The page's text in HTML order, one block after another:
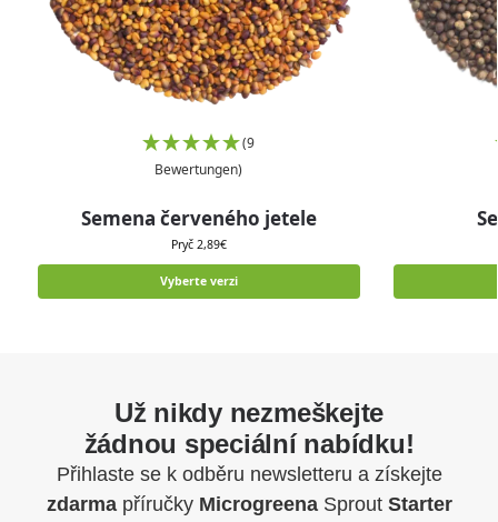
(9
Bewertungen)
Semena červeného jetele
Pryč 2,89€
Vyberte verzi
Už nikdy nezmeškejte
žádnou speciální nabídku!
Přihlaste se k odběru newsletteru a získejte
zdarmapříručky MicrogreenaSprout Starter